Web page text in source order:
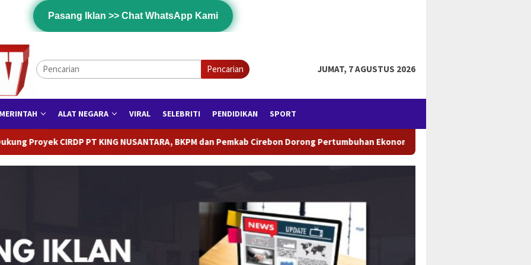
Pasang Iklan >> Chat WhatsApp Kami
Pencarian JUMAT, 7 AGUSTUS 2026
ALAT NEGARA VIRAL SELEBRITI PENDIDIKAN SPORT
BKPM dan Pemkab Cirebon Dorong Pertumbuhan Ekonomi Daerah LDII Sulsel Gandeng SPN Batua Polda